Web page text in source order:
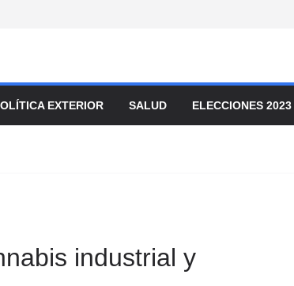
EXTERIOR SALUD ELECCIONES 2023
industrial y